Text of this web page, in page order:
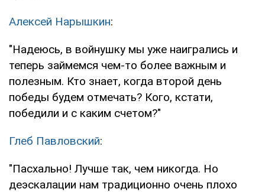
Алексей Нарышкин:
"Надеюсь, в войнушку мы уже наигрались и
теперь займемся чем-то более важным и
полезным. Кто знает, когда второй день
победы будем отмечать? Кого, кстати,
победили и с каким счетом?"
Глеб Павловский:
"Пасхально! Лучше так, чем никогда. Но
деэскалации нам традиционно очень плохо